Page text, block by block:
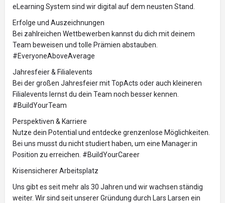
eLearning System sind wir digital auf dem neusten Stand.
Erfolge und Auszeichnungen
Bei zahlreichen Wettbewerben kannst du dich mit deinem
Team beweisen und tolle Prämien abstauben.
#EveryoneAboveAverage
Jahresfeier & Filialevents
Bei der großen Jahresfeier mit TopActs oder auch kleineren
Filialevents lernst du dein Team noch besser kennen.
#BuildYourTeam
Perspektiven & Karriere
Nutze dein Potential und entdecke grenzenlose Möglichkeiten.
Bei uns musst du nicht studiert haben, um eine Manager:in
Position zu erreichen. #BuildYourCareer
Krisensicherer Arbeitsplatz
Uns gibt es seit mehr als 30 Jahren und wir wachsen ständig
weiter. Wir sind seit unserer Gründung durch Lars Larsen ein